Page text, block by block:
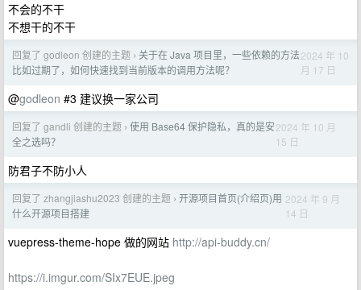
不会的不干
不想干的不干
回复了 godleon 创建的主题 › 关于在 Java 项目里，一些依赖的方法
比如过期了，如何快速找到当前版本的调用方法呢？
2024 年 10
月 17 日
@godleon #3 建议换一家公司
回复了 gandli 创建的主题 › 使用 Base64 保护隐私，真的是安
全之选吗？
2024 年 10 月
15 日
防君子不防小人
回复了 zhangjiashu2023 创建的主题 › 开源项目首页(介绍页)用
什么开源项目搭建
2024 年 9 月
14 日
vuepress-theme-hope 做的网站 http://api-buddy.cn/
https://i.imgur.com/SIx7EUE.jpeg